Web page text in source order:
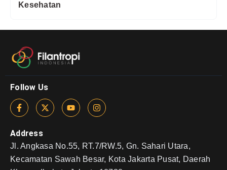
Kesehatan
Follow Us
Address
Jl. Angkasa No.55, RT.7/RW.5, Gn. Sahari Utara,
Kecamatan Sawah Besar, Kota Jakarta Pusat, Daerah